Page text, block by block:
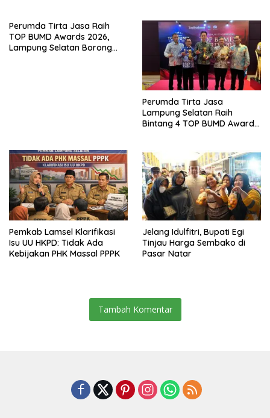
Perumda Tirta Jasa Raih
TOP BUMD Awards 2026,
Lampung Selatan Borong
Perumda Tirta Jasa
Lampung Selatan Raih
Bintang 4 TOP BUMD Awards
Pemkab Lamsel Klarifikasi
Isu UU HKPD: Tidak Ada
Kebijakan PHK Massal PPPK
Jelang Idulfitri, Bupati Egi
Tinjau Harga Sembako di
Pasar Natar
Tambah Komentar